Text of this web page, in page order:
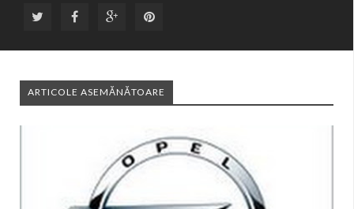
ARTICOLE ASEMĂNĂTOARE